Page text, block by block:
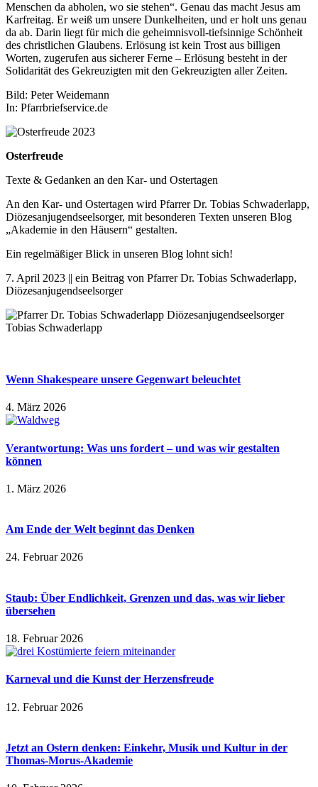
Menschen da abholen, wo sie stehen“. Genau das macht Jesus am
Karfreitag. Er weiß um unsere Dunkelheiten, und er holt uns genau
da ab. Darin liegt für mich die geheimnisvoll-tiefsinnige Schönheit
des christlichen Glaubens. Erlösung ist kein Trost aus billigen
Worten, zugerufen aus sicherer Ferne – Erlösung besteht in der
Solidarität des Gekreuzigten mit den Gekreuzigten aller Zeiten.
Bild: Peter Weidemann
In: Pfarrbriefservice.de
Osterfreude
Texte & Gedanken an den Kar- und Ostertagen
An den Kar- und Ostertagen wird Pfarrer Dr. Tobias Schwaderlapp,
Diözesanjugendseelsorger, mit besonderen Texten unseren Blog
„Akademie in den Häusern“ gestalten.
Ein regelmäßiger Blick in unseren Blog lohnt sich!
7. April 2023 || ein Beitrag von Pfarrer Dr. Tobias Schwaderlapp,
Diözesanjugendseelsorger
Wenn Shakespeare unsere Gegenwart beleuchtet
4. März 2026
Verantwortung: Was uns fordert – und was wir gestalten
können
1. März 2026
Am Ende der Welt beginnt das Denken
24. Februar 2026
Staub: Über Endlichkeit, Grenzen und das, was wir lieber
übersehen
18. Februar 2026
Karneval und die Kunst der Herzensfreude
12. Februar 2026
Jetzt an Ostern denken: Einkehr, Musik und Kultur in der
Thomas-Morus-Akademie